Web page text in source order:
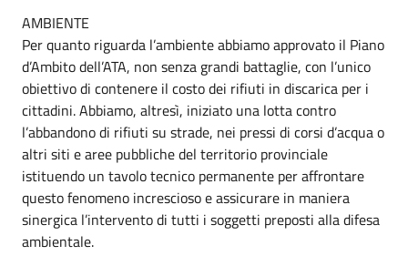
AMBIENTE
Per quanto riguarda l’ambiente abbiamo approvato il Piano
d’Ambito dell’ATA, non senza grandi battaglie, con l’unico
obiettivo di contenere il costo dei rifiuti in discarica per i
cittadini. Abbiamo, altresì, iniziato una lotta contro
l’abbandono di rifiuti su strade, nei pressi di corsi d’acqua o
altri siti e aree pubbliche del territorio provinciale
istituendo un tavolo tecnico permanente per affrontare
questo fenomeno increscioso e assicurare in maniera
sinergica l’intervento di tutti i soggetti preposti alla difesa
ambientale.